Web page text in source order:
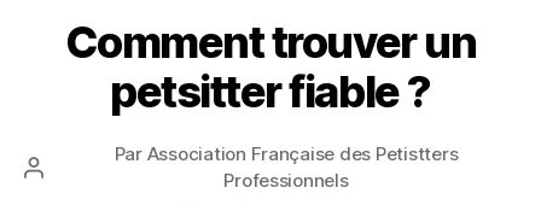
Comment trouver un
petsitter fiable ?
Auteur
Par Association Française des Petistters
Professionnels